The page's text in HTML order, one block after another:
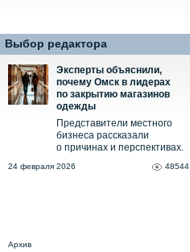
Выбор редактора
Эксперты объяснили,
почему Омск в лидерах
по закрытию магазинов
одежды
Представители местного
бизнеса рассказали
о причинах и перспективах.
24 февраля 2026 48544
Архив